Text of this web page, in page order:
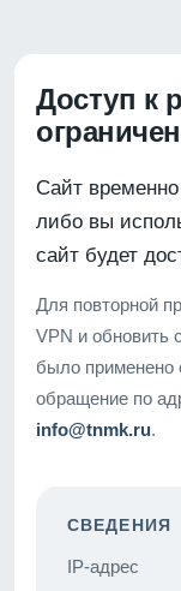
Доступ к
ограничен
Сайт
либо вы
сайт будет
Для повторной
VPN и обновить
было применено
обращение по
info@tnmk.ru.
СВЕДЕНИЯ
IP-адрес